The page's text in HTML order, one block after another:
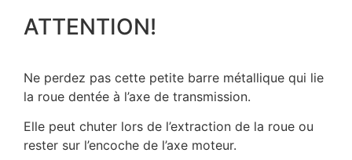
ATTENTION!
Ne perdez pas cette petite barre métallique qui lie
la roue dentée à l’axe de transmission.
Elle peut chuter lors de l’extraction de la roue ou
rester sur l’encoche de l’axe moteur.